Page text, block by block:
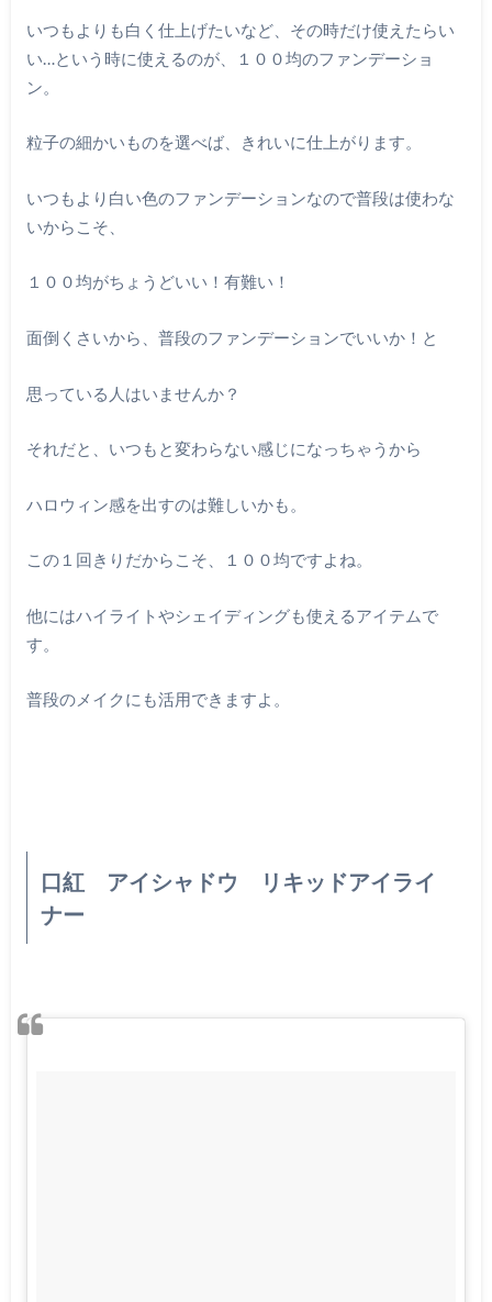
いつもよりも白く仕上げたいなど、その時だけ使えたらい
い…という時に使えるのが、１００均のファンデーショ
ン。
粒子の細かいものを選べば、きれいに仕上がります。
いつもより白い色のファンデーションなので普段は使わな
いからこそ、
１００均がちょうどいい！有難い！
面倒くさいから、普段のファンデーションでいいか！と
思っている人はいませんか？
それだと、いつもと変わらない感じになっちゃうから
ハロウィン感を出すのは難しいかも。
この１回きりだからこそ、１００均ですよね。
他にはハイライトやシェイディングも使えるアイテムで
す。
普段のメイクにも活用できますよ。
口紅 アイシャドウ リキッドアイライ
ナー